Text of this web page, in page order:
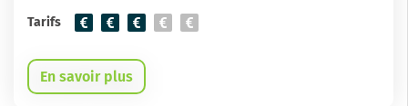
Tarifs
En savoir plus